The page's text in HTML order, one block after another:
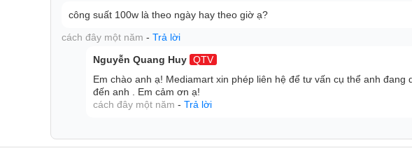
công suất 100w là theo ngày hay theo giờ ạ?
cách đây một năm - Trả lời
Nguyễn Quang Huy QTV
Em chào anh ạ! Mediamart xin phép liên hệ để tư vấn cụ thể anh đang
đến anh . Em cảm ơn ạ!
cách đây một năm - Trả lời